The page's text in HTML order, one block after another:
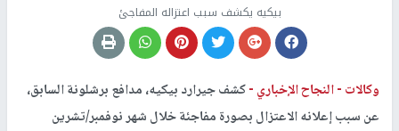
بيكيه يكشف سبب اعتزاله المفاجئ
وكالات -النجاح الإخباري -كشف جيرارد بيكيه، مدافع برشلونة السابق،
عن سبب إعلانه الاعتزال بصورة مفاجئة خلال شهر نوفمبر/تشرين